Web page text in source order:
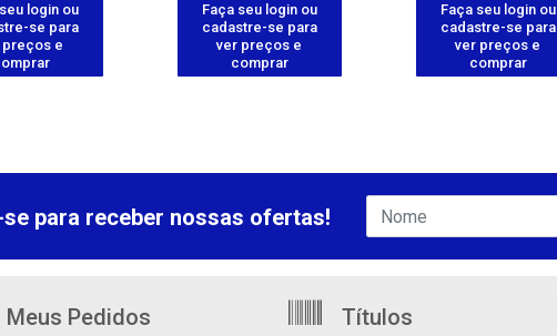
login ou
se para
preços e
Faça seu login ou
cadastre-se para
ver preços e
comprar
Faça seu login ou
cadastre-se para
ver preços e
comprar
para receber nossas ofertas!
Meus Pedidos Títulos